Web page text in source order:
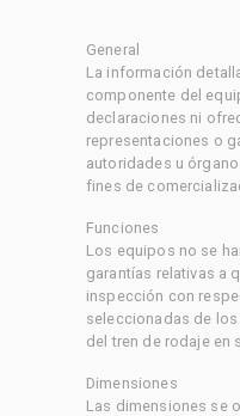
General
La información
componente del
declaraciones ni
representaciones o
autoridades u
fines de
Funciones
Los equipos no se
garantías relativas a
inspección con
seleccionadas de
del tren de rodaje en
Dimensiones
Las dimensiones se